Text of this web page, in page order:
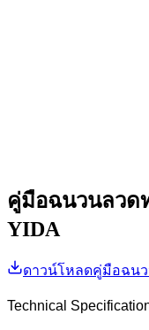
คู่มือฉนวนลวด
YIDA
ดาวน์โหลดคู่มือฉน
Technical